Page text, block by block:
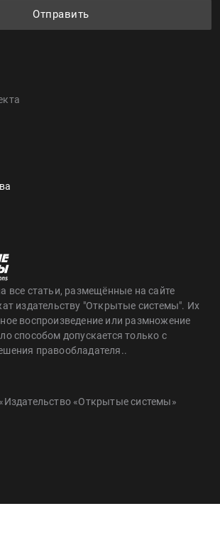
Отправить
все статьи, размещённые на сайте
издательству "Открытые системы". Их
воспроизведение или размножение
способом допускается только с
правообладателя..
«Открытые системы»